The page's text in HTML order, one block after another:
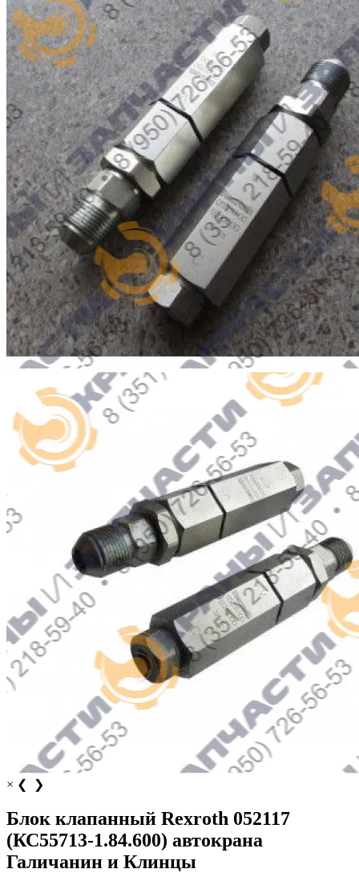
× ❮ ❯
Блок клапанный Rexroth 052117
(КС55713-1.84.600) автокрана
Галичанин и Клинцы